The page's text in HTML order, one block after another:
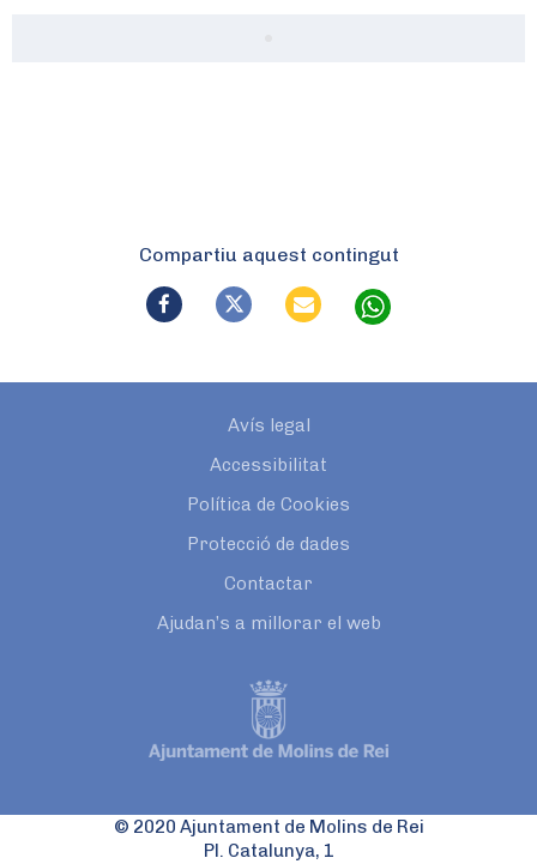
Compartiu aquest contingut
Avís legal
Accessibilitat
Política de Cookies
Protecció de dades
Contactar
Ajudan’s a millorar el web
© 2020 Ajuntament de Molins de Rei
Pl. Catalunya, 1